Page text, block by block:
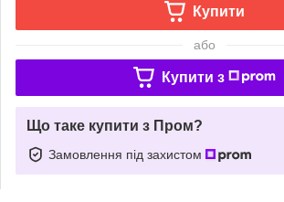
Купити
або
Купити з
Що таке купити з Пром?
Замовлення під захистом